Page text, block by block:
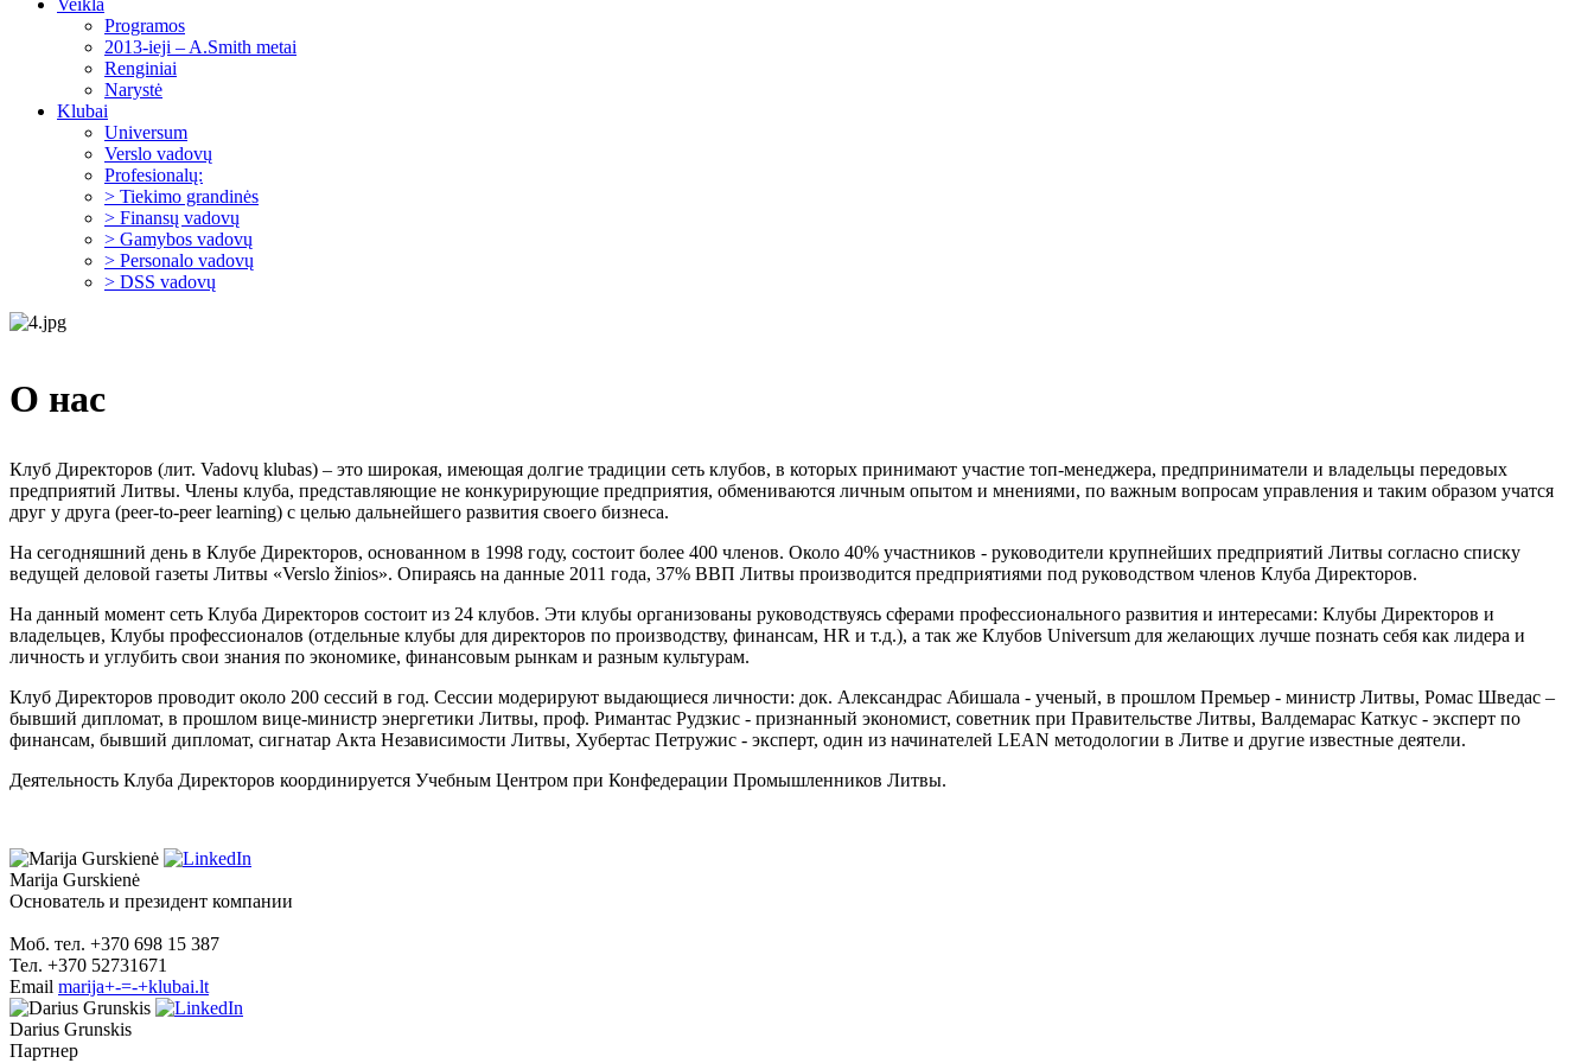
Programos
2013-ieji – A.Smith metai
Renginiai
Narystė
Klubai
Universum
Verslo vadovų
Profesionalų:
> Tiekimo grandinės
> Finansų vadovų
> Gamybos vadovų
> Personalo vadovų
> DSS vadovų
О нас
Клуб Директоров (лит. Vadovų klubas) – это широкая, имеющая долгие традиции сеть клубов, в которых принимают участие топ-менеджера, предприниматели и владельцы передовых
предприятий Литвы. Члены клуба, представляющие не конкурирующие предприятия, обмениваются личным опытом и мнениями, по важным вопросам управления и таким образом учатся
друг у друга (peer-to-peer learning) с целью дальнейшего развития своего бизнеса.
На сегодняшний день в Клубе Директоров, основанном в 1998 году, состоит более 400 членов. Около 40% участников - руководители крупнейших предприятий Литвы согласно списку
ведущей деловой газеты Литвы «Verslo žinios». Опираясь на данные 2011 года, 37% ВВП Литвы производится предприятиями под руководством членов Клуба Директоров.
На данный момент сеть Клуба Директоров состоит из 24 клубов. Эти клубы организованы руководствуясь сферами профессионального развития и интересами: Клубы Директоров и
владельцев, Клубы профессионалов (отдельные клубы для директоров по производству, финансам, HR и т.д.), а так же Клубов Universum для желающих лучше познать себя как лидера и
личность и углубить свои знания по экономике, финансовым рынкам и разным культурам.
Клуб Директоров проводит около 200 сессий в год. Сессии модерируют выдающиеся личности: док. Александрас Абишала - ученый, в прошлом Премьер - министр Литвы, Ромас Шведас –
бывший дипломат, в прошлом вице-министр энергетики Литвы, проф. Римантас Рудзкис - признанный экономист, советник при Правительстве Литвы, Валдемарас Каткус - эксперт по
финансам, бывший дипломат, сигнатар Акта Независимости Литвы, Хубертас Петружис - эксперт, один из начинателей LEAN методологии в Литве и другие известные деятели.
Деятельность Клуба Директоров координируется Учебным Центром при Конфедерации Промышленников Литвы.
Marija Gurskienė
Oснователь и президент компании
Моб. тел. +370 698 15 387
Тел. +370 52731671
Email marija+-=-+klubai.lt
Darius Grunskis
Партнер